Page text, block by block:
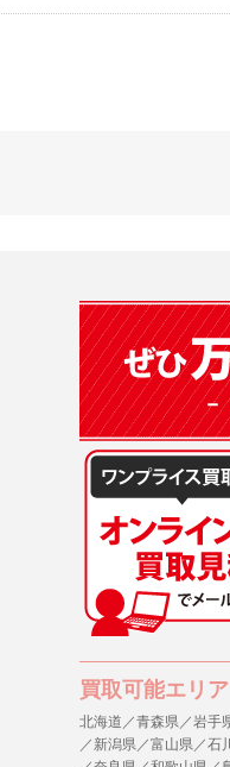
会員登録時
・当社物品
・メールマ
・
(1)ご本人の
止すること
(2)法令等に
(3)ご本人ま
(4)国の機関
本人の同意
(5)業務を円
の安全管理
４．ご提供の
当社への個人
ますのでご
当社ホーム
キーを使用
また利用者
2) 弊社が別
す。本規約
3) 弊社はユ
た場合は、
1) ユーザー
に届け出る
3) 弊社は一
4) ユーザー
は、ユーザ
5. 登録事項
1) ユーザー
2) 弊社はユ
報に関し、
(1) 統計した
(2) ユーザー
(3) ユーザー
(4) 法令によ
(5) 弊社で取
(6) 弊社が利
買取可能エリア
北海道／青森県／岩手
／新潟県／富山県／石